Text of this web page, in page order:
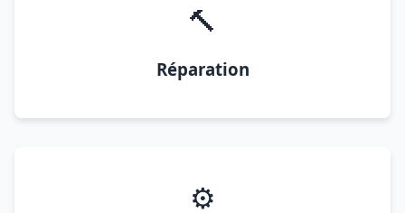
🔨
Réparation
⚙️